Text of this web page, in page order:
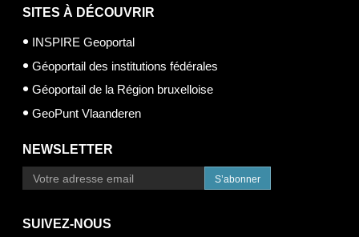
SITES À DÉCOUVRIR
INSPIRE Geoportal
Géoportail des institutions fédérales
Géoportail de la Région bruxelloise
GeoPunt Vlaanderen
NEWSLETTER
S’abonner
SUIVEZ-NOUS